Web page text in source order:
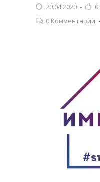
20.04.2020 0
0 Комментарии